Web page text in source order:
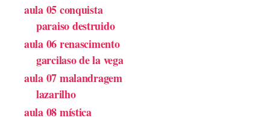
aula 05 conquista
paraiso destruido
aula 06 renascimento
garcilaso de la vega
aula 07 malandragem
lazarilho
aula 08 mística